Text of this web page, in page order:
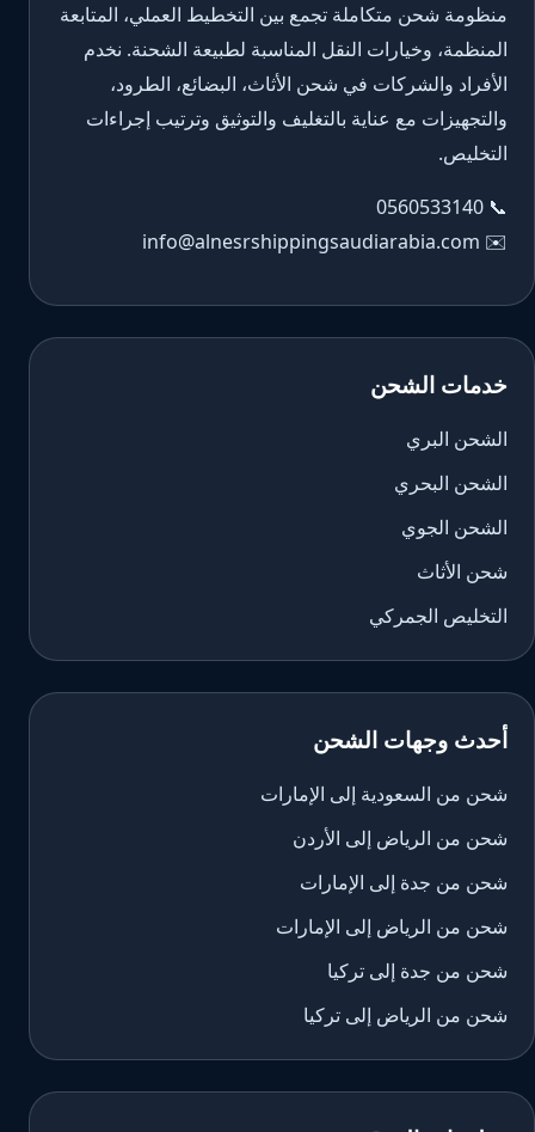
منظومة شحن متكاملة تجمع بين التخطيط العملي، المتابعة
المنظمة، وخيارات النقل المناسبة لطبيعة الشحنة. نخدم
الأفراد والشركات في شحن الأثاث، البضائع، الطرود،
والتجهيزات مع عناية بالتغليف والتوثيق وترتيب إجراءات
التخليص.
📞
0560533140
✉️
info@alnesrshippingsaudiarabia.com
خدمات الشحن
الشحن البري
الشحن البحري
الشحن الجوي
شحن الأثاث
التخليص الجمركي
أحدث وجهات الشحن
شحن من السعودية إلى الإمارات
شحن من الرياض إلى الأردن
شحن من جدة إلى الإمارات
شحن من الرياض إلى الإمارات
شحن من جدة إلى تركيا
شحن من الرياض إلى تركيا